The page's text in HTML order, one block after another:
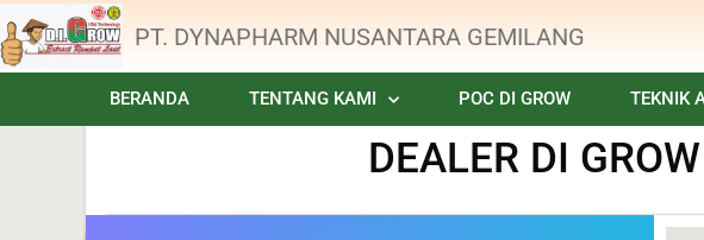
PT. DYNAPHARM NUSANTARA GEMILANG
BERANDA TENTANG KAMI POC DI GROW TEKNIK
DEALER DI GROW